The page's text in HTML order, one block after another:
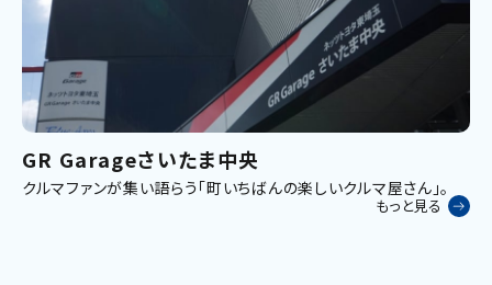
GR Garageさいたま中央
クルマファンが集い語らう「町いちばんの楽しいクルマ屋さん」。
もっと見る